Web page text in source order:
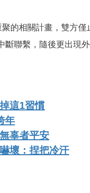
的相關計畫，雙方僅
斷聯繫，隨後更出現
這1習慣
年
辜者平安
壞：捏把冷汗